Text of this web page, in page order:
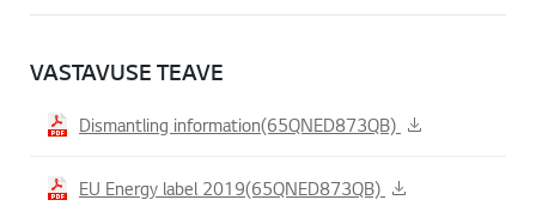
VASTAVUSE TEAVE
Dismantling information(65QNED873QB)
EU Energy label 2019(65QNED873QB)